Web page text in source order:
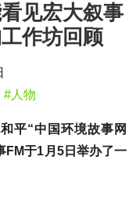
见宏大叙事
作坊回顾
#人物
平“中国环境故事网
FM于1月5日举办了一